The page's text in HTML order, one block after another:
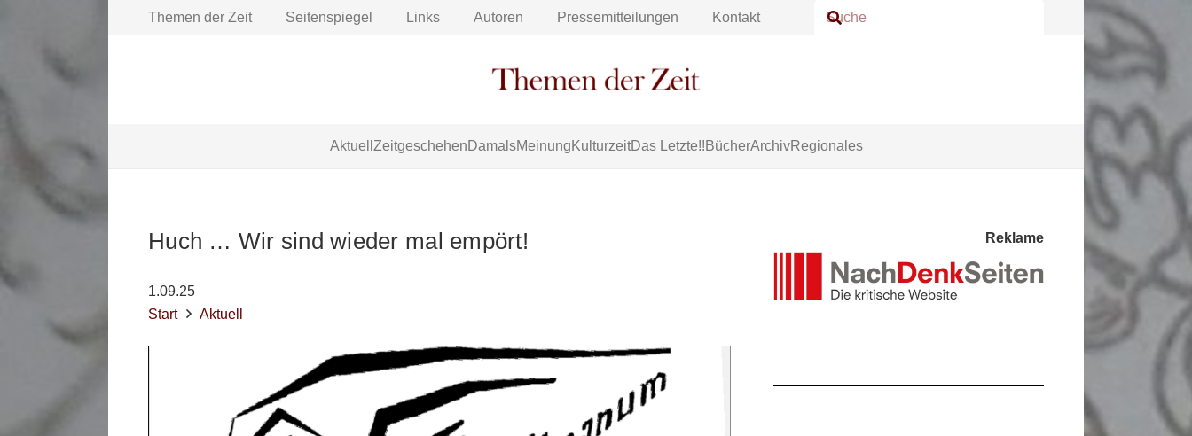
Themen der Zeit Seitenspiegel Links Autoren Pressemitteilungen Kontakt
Aktuell Zeitgeschehen DamalsMeinung KulturzeitDas Letzte!! BücherArchivRegionales
Huch … Wir sind wieder mal empört!
1.09.25
Start
Aktuell
Reklame